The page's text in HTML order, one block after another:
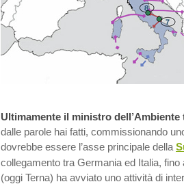
Ultimamente il ministro dell’Ambiente
dalle parole hai fatti, commissionando
dovrebbe essere l’asse principale della
collegamento tra Germania ed Italia,
(oggi Terna) ha avviato uno attività di